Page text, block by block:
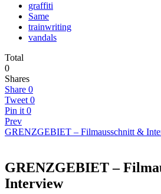
graffiti
Same
trainwriting
vandals
Total
0
Shares
Share 0
Tweet 0
Pin it 0
Prev
GRENZGEBIET – Filmausschnitt &
GRENZGEBIET –
Interview